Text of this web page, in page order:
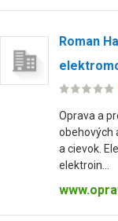
Roman
Oprava a
obehových
a cievok.
elektroin...